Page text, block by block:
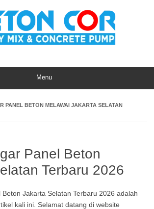
Menu
PANEL BETON MELAWAI JAKARTA SELATAN
Panel Beton
Terbaru 2026
Beton Jakarta Selatan Terbaru 2026 adalah
kali ini. Selamat datang di website